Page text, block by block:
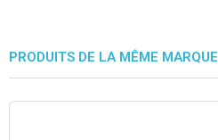
PRODUITS DE LA MÊME MARQUE